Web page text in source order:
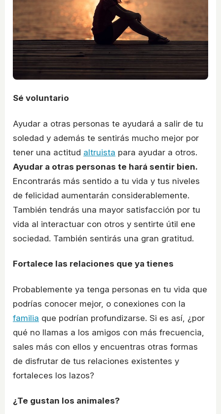
Sé voluntario
Ayudar a otras personas te ayudará a salir de tu
soledad y además te sentirás mucho mejor por
tener una actitud altruista para ayudar a otros.
Ayudar a otras personas te hará sentir bien.
Encontrarás más sentido a tu vida y tus niveles
de felicidad aumentarán considerablemente.
También tendrás una mayor satisfacción por tu
vida al interactuar con otros y sentirte útil ene
sociedad. También sentirás una gran gratitud.
Fortalece las relaciones que ya tienes
Probablemente ya tenga personas en tu vida que
podrías conocer mejor, o conexiones con la
familia que podrían profundizarse. Si es así, ¿por
qué no llamas a los amigos con más frecuencia,
sales más con ellos y encuentras otras formas
de disfrutar de tus relaciones existentes y
fortaleces los lazos?
¿Te gustan los animales?